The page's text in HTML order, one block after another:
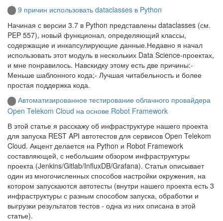
9 причин использовать dataclasses в Python
Начиная с версии 3.7 в Python представлены dataclasses (см.
PEP 557), новый функционал, определяющий классы,
содержащие и инкапсулирующие данные.Недавно я начал
использовать этот модуль в нескольких Data Science-проектах,
и мне понравилось. Навскидку этому есть две причины:-
Меньше шаблонного кода;- Лучшая читабельность и более
простая поддержка кода.
Автоматизированное тестирование облачного провайдера
Open Telekom Cloud на основе Robot Framework
В этой статье я расскажу об инфраструктуре нашего проекта
для запуска REST API автотестов для сервисов Open Telekom
Cloud. Акцент делается на Python и Robot Framework
составляющей, с небольшим обзором инфраструктуры
проекта (Jenkins/Gitlab/InfluxDB/Grafana). Статья описывает
один из многочисленных способов настройки окружения, на
котором запускаются автотесты (внутри нашего проекта есть 3
инфраструктуры с разным способом запуска, обработки и
выгрузки результатов тестов - одна из них описана в этой
статье).